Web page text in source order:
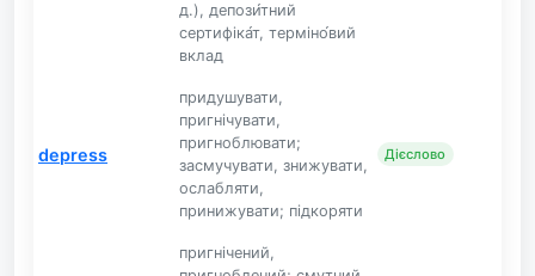
д.), депози́тний
сертифіка́т, терміно́вий
вклад
depress
придушувати,
пригнічувати,
пригноблювати;
засмучувати, знижувати,
ослабляти,
принижувати; підкоряти
Дієслово
пригнічений,